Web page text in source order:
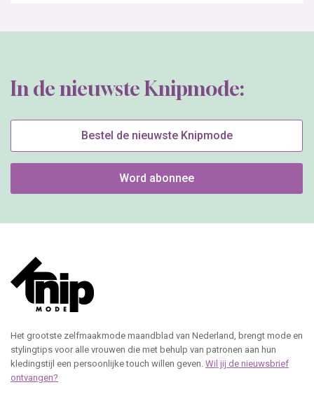
In de nieuwste Knipmode:
Bestel de nieuwste Knipmode
Word abonnee
Het grootste zelfmaakmode maandblad van Nederland, brengt mode en
stylingtips voor alle vrouwen die met behulp van patronen aan hun
kledingstijl een persoonlijke touch willen geven. Wil jij de nieuwsbrief
ontvangen?